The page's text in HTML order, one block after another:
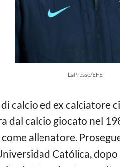
LaPresse/EFE
calcio ed ex calciatore
dal calcio giocato nel
allenatore.
Católica,